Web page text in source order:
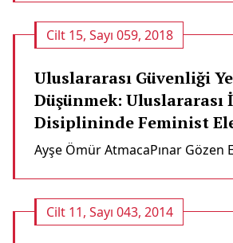
Cilt 15, Sayı 059, 2018
Uluslararası Güvenliği
Düşünmek:
Disiplininde Feminist
Ayşe Ömür AtmacaPınar Gözen
Cilt 11, Sayı 043, 2014